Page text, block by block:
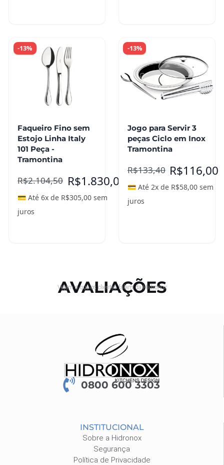
-13%
Faqueiro Fino sem
Estojo Linha Italy
101 Peça -
Tramontina
R$2.104,50 R$1.830,00
💳 Até 6x de R$305,00 sem
juros
-13%
Jogo para Servir 3
peças Ciclo em Inox
Tramontina
R$133,40 R$116,00
💳 Até 2x de R$58,00sem
juros
AVALIAÇÕES
Vejam o que os clientes falam da Hidronox
0800 600 3303
INSTITUCIONAL
Sobre a Hidronox
Segurança
Política de Privacidade